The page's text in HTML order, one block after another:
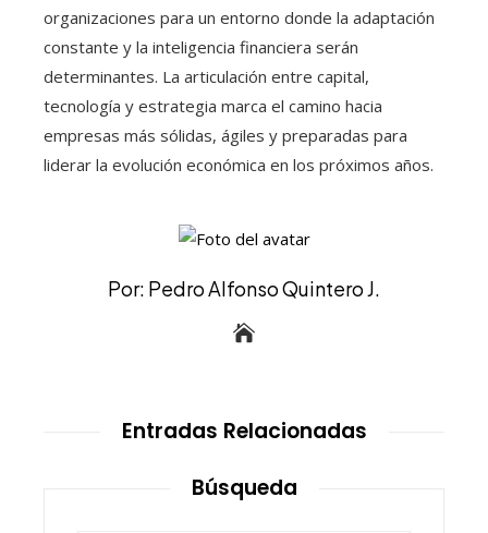
organizaciones para un entorno donde la adaptación
constante y la inteligencia financiera serán
determinantes. La articulación entre capital,
tecnología y estrategia marca el camino hacia
empresas más sólidas, ágiles y preparadas para
liderar la evolución económica en los próximos años.
Por: Pedro Alfonso Quintero J.
Entradas Relacionadas
Búsqueda